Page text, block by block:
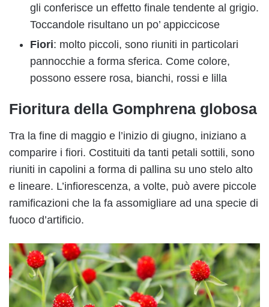
gli conferisce un effetto finale tendente al grigio.
Toccandole risultano un po’ appiccicose
Fiori: molto piccoli, sono riuniti in particolari
pannocchie a forma sferica. Come colore,
possono essere rosa, bianchi, rossi e lilla
Fioritura della Gomphrena globosa
Tra la fine di maggio e l’inizio di giugno, iniziano a
comparire i fiori. Costituiti da tanti petali sottili, sono
riuniti in capolini a forma di pallina su uno stelo alto
e lineare. L’infiorescenza, a volte, può avere piccole
ramificazioni che la fa assomigliare ad una specie di
fuoco d’artificio.